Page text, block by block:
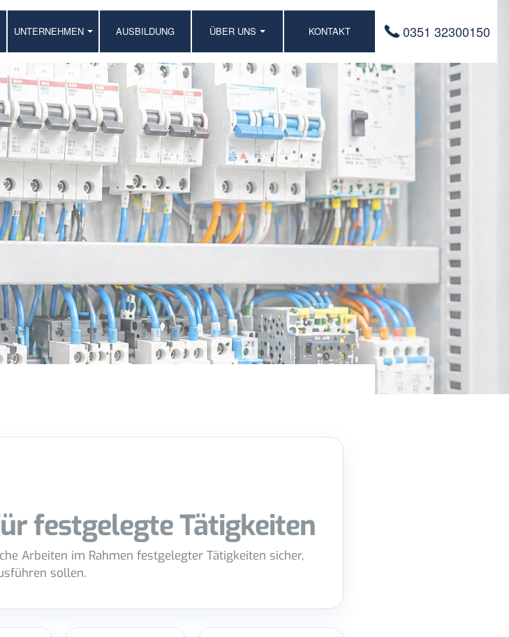
UNTERNEHMEN
PROJEKTE
AUSBILDUNG ÜBER UNS
UNSER TEAM
QUALITÄT UND
UMWELT
UNSERE WERTE
KARRIERE
KONTAKT 0351 32300150
festgelegte Tätigkeiten
Arbeiten im Rahmen festgelegter Tätigkeiten sicher,
sollen.